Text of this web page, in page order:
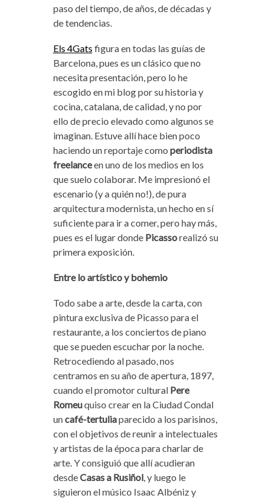
paso del tiempo, de años, de décadas y
de tendencias.
Els 4Gats figura en todas las guías de
Barcelona, pues es un clásico que no
necesita presentación, pero lo he
escogido en mi blog por su historia y
cocina, catalana, de calidad, y no por
ello de precio elevado como algunos se
imaginan. Estuve allí hace bien poco
haciendo un reportaje como periodista
freelanceen uno de los medios en los
que suelo colaborar. Me impresionó el
escenario (y a quién no!), de pura
arquitectura modernista, un hecho en sí
suficiente para ir a comer, pero hay más,
pues es el lugar donde Picassorealizó su
primera exposición.
Entre lo artístico y bohemio
Todo sabe a arte, desde la carta, con
pintura exclusiva de Picasso para el
restaurante, a los conciertos de piano
que se pueden escuchar por la noche.
Retrocediendo al pasado, nos
centramos en su año de apertura, 1897,
cuando el promotor cultural Pere
Romeuquiso crear en la Ciudad Condal
uncafé-tertuliaparecido a los parisinos,
con el objetivos de reunir a intelectuales
y artistas de la época para charlar de
arte. Y consiguió que allí acudieran
desdeCasas a Rusiñol, y luego le
siguieron el músico Isaac Albéniz y